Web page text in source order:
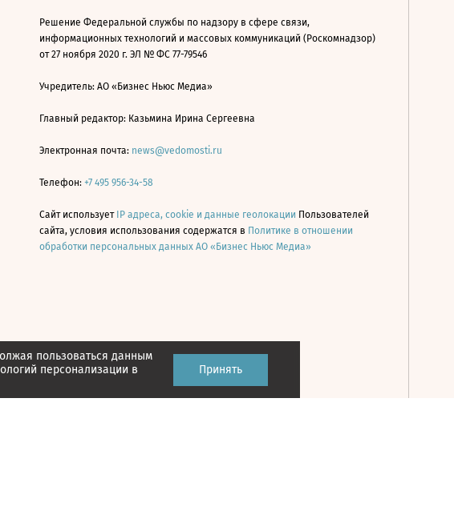
пользоваться данным
персонализации в
Принять
Решение Федеральной службы по надзору в сфере связи,
информационных технологий и массовых коммуникаций (Роскомнадзор)
от 27 ноября 2020 г. ЭЛ № ФС 77-79546
Учредитель: АО «Бизнес Ньюс Медиа»
Главный редактор: Казьмина Ирина Сергеевна
Электронная почта: news@vedomosti.ru
Телефон: +7 495 956-34-58
Сайт использует IP адреса, cookie и данные геолокации Пользователей
сайта, условия использования содержатся в Политике в отношении
обработки персональных данных АО «Бизнес Ньюс Медиа»